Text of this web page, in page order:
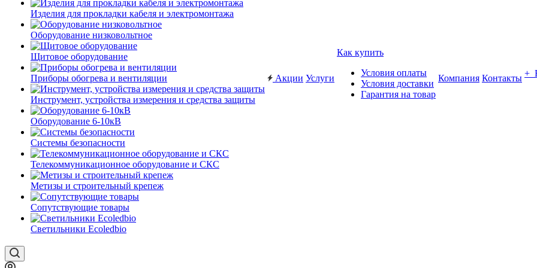
Изделия для прокладки кабеля и электромонтажа
Оборудование низковольтное
Щитовое оборудование
Приборы обогрева и вентиляции
Инструмент, устройства измерения и средства защиты
Оборудование 6-10кВ
Системы безопасности
Телекоммуникационное оборудование и СКС
Метизы и строительный крепеж
Сопутствующие товары
Светильники Ecoledbio
Акции Услуги
Как купить
Условия оплаты
Условия доставки
Гарантия на товар
Компания Контакты +